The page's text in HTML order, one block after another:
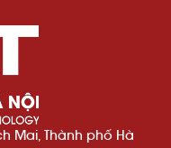
Mai, Thành phố Hà